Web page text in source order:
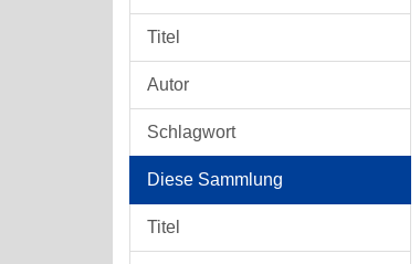
Titel
Autor
Schlagwort
Diese Sammlung
Titel